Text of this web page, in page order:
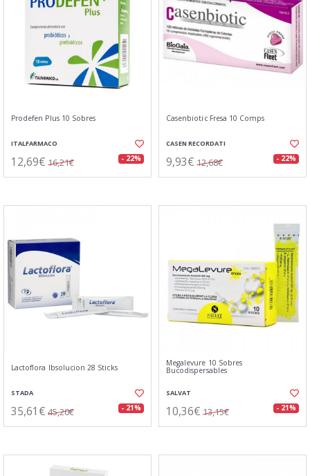
Prodefen Plus 10 Sobres
ITALFARMACO
12,69€ 16,21€ - 22%
Casenbiotic Fresa 10 Comps
CASEN RECORDATI
9,93€ 12,68€ - 22%
Lactoflora Ibsolucion 28 Sticks
STADA
35,61€ 45,20€ - 21%
Megalevure 10 Sobres
Bucodispersables
SALVAT
10,36€ 13,15€ - 21%